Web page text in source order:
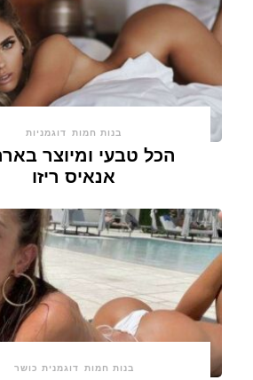
בנות חמות דוגמניות
הכל טבעי ומיוצר
אנאיס ריזו
בנות חמות דוגמנית כושר